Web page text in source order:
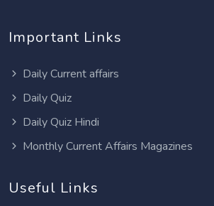
Important Links
Daily Current affairs
Daily Quiz
Daily Quiz Hindi
Monthly Current Affairs Magazines
Useful Links